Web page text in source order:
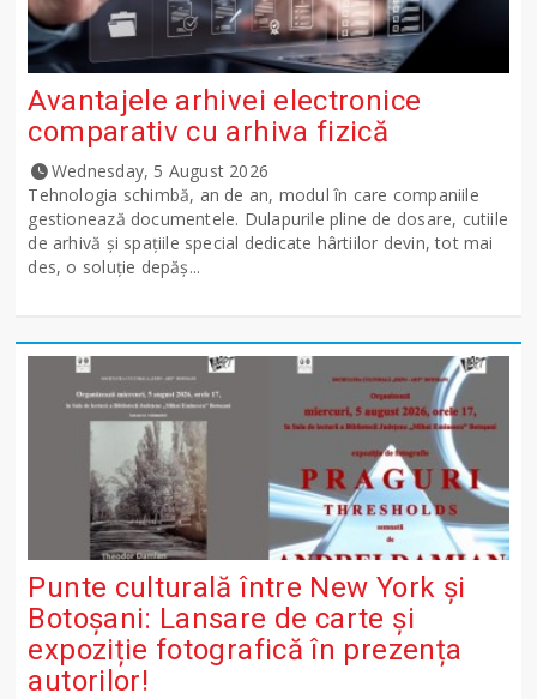
Avantajele arhivei electronice
comparativ cu arhiva fizică
Wednesday, 5 August 2026
Tehnologia schimbă, an de an, modul în care companiile
gestionează documentele. Dulapurile pline de dosare, cutiile
de arhivă și spațiile special dedicate hârtiilor devin, tot mai
des, o soluție depăș...
Punte culturală între New York și
Botoșani: Lansare de carte și
expoziție fotografică în prezența
autorilor!